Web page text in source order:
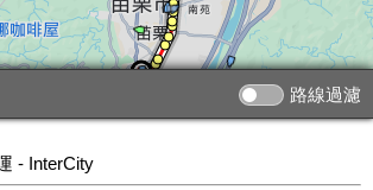
路線過濾
- InterCity